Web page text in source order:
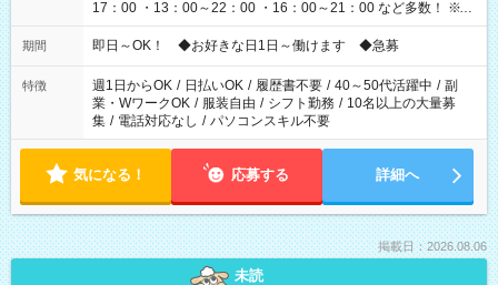
17：00 ・13：00～22：00 ・16：00～21：00 など多数！ ※お
仕事により勤務時間が異なります
期間 即日～OK！ ◆お好きな日1日～働けます ◆急募
特徴 週1日からOK / 日払いOK / 履歴書不要 / 40～50代活躍中 / 副
業・WワークOK / 服装自由 / シフト勤務 / 10名以上の大量募
集 / 電話対応なし / パソコンスキル不要
気になる！ 応募する 詳細へ
掲載日：2026.08.06
未読